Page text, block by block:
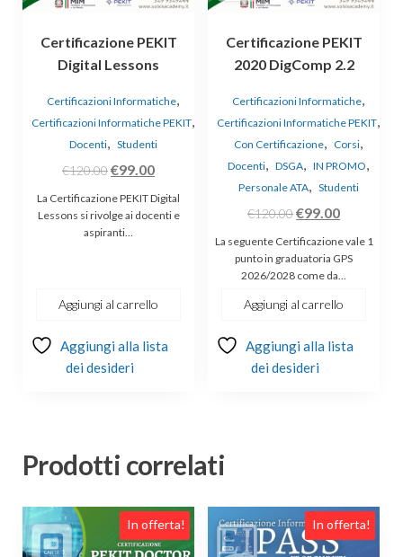
Certificazione PEKIT
Digital Lessons
Certificazioni Informatiche,
Certificazioni Informatiche PEKIT,
Docenti, Studenti
€120.00Il
prezzo
originale
era:
€99.00Il
prezzo
attuale
La Certificazione PEKIT Digital
Lessons si rivolge ai docenti e
aspiranti…
Aggiungi al carrello
Aggiungi alla lista
dei desideri
Certificazione PEKIT
2020 DigComp 2.2
Certificazioni Informatiche,
Certificazioni Informatiche PEKIT,
Con Certificazione, Corsi,
Docenti, DSGA, IN PROMO,
Personale ATA, Studenti
€120.00Il
prezzo
originale
era:
€120.00.
€99.00Il
prezzo
attuale
è:
€99.00.
La seguente Certificazione vale 1
punto in graduatoria GPS
2026/2028 come da…
Aggiungi al carrello
Aggiungi alla lista
dei desideri
Prodotti correlati
In offerta! In offerta!